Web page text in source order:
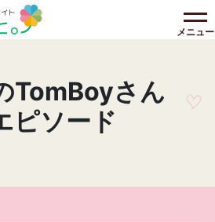
メニュー
TomBoyさん
ピソード